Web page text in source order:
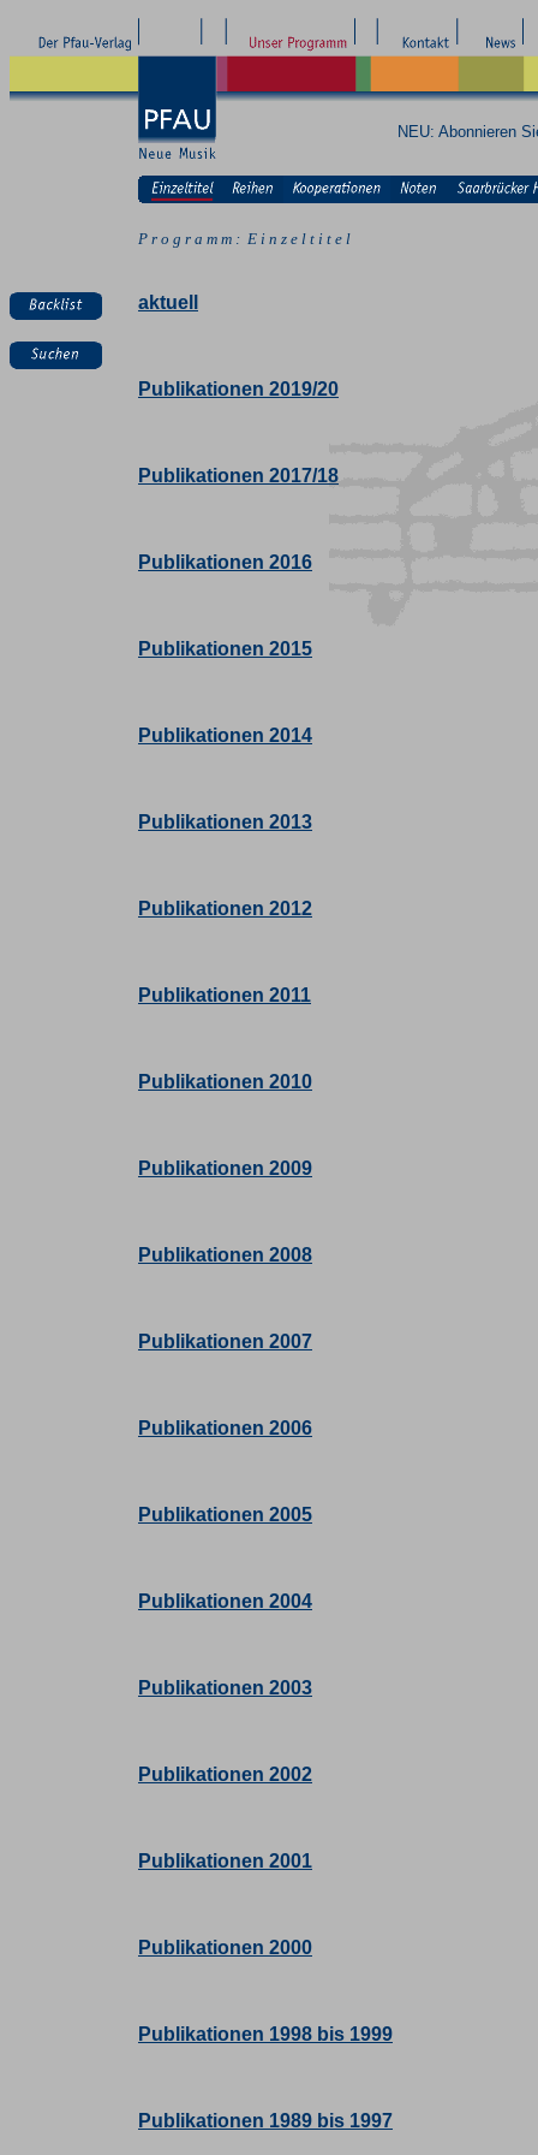
NEU: Abonnieren
P r o g r a m m : E i n z e l t i t e l
aktuell
Publikationen 2019/20
Publikationen 2017/18
Publikationen 2016
Publikationen 2015
Publikationen 2014
Publikationen 2013
Publikationen 2012
Publikationen 2011
Publikationen 2010
Publikationen 2009
Publikationen 2008
Publikationen 2007
Publikationen 2006
Publikationen 2005
Publikationen 2004
Publikationen 2003
Publikationen 2002
Publikationen 2001
Publikationen 2000
Publikationen 1998 bis 1999
Publikationen 1989 bis 1997